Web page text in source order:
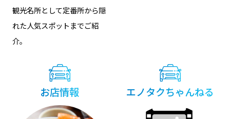
観光名所として定番所から隠
れた⼈気スポットまでご紹
介。
お店情報 エノタクちゃんねる